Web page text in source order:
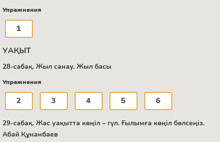
Упражнения
1
УАҚЫТ
28-сабақ. Жыл санау. Жыл басы
Упражнения
2 3 4 5 6
29-сабақ. Жас уақытта көңіл – гүл. Ғылымға көңіл бөлсеңіз.
Абай Құнанбаев